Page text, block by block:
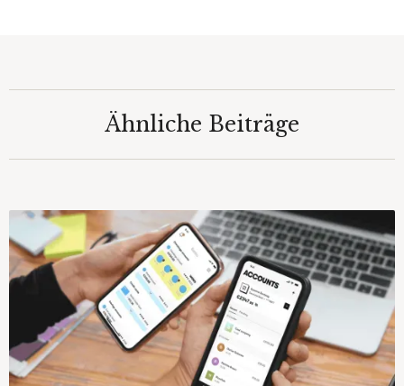
Ähnliche Beiträge